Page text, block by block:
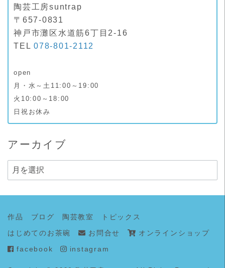
陶芸工房suntrap
〒657-0831
神戸市灘区水道筋6丁目2-16
TEL078-801-2112
open
月・水～土11:00～19:00
火10:00～18:00
日祝お休み
アーカイブ
ア
ー
ブ
作品 ブログ 陶芸教室
トピックス
はじめてのお茶碗
お問合せ
オンラインショップ
facebook
instagram